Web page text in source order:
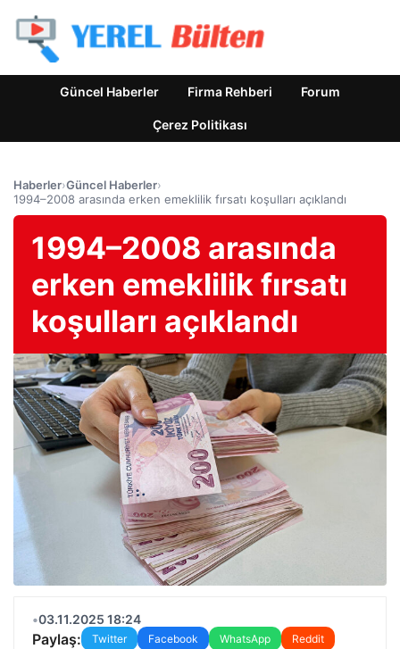
Güncel Haberler Firma Rehberi Forum
Çerez Politikası
Haberler›Güncel Haberler›
1994–2008 arasında erken emeklilik fırsatı koşulları açıklandı
1994–2008 arasında
erken emeklilik fırsatı
koşulları açıklandı
•03.11.2025 18:24
Paylaş: Twitter Facebook WhatsApp
Reddit